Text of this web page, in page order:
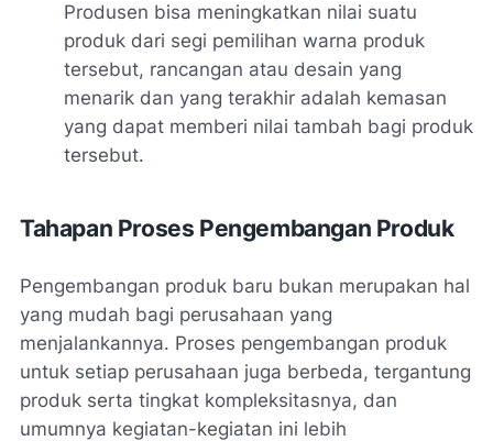
Produsen bisa meningkatkan nilai suatu
produk dari segi pemilihan warna produk
tersebut, rancangan atau desain yang
menarik dan yang terakhir adalah kemasan
yang dapat memberi nilai tambah bagi produk
tersebut.
Tahapan Proses Pengembangan Produk
Pengembangan produk baru bukan merupakan hal
yang mudah bagi perusahaan yang
menjalankannya. Proses pengembangan produk
untuk setiap perusahaan juga berbeda, tergantung
produk serta tingkat kompleksitasnya, dan
umumnya kegiatan-kegiatan ini lebih